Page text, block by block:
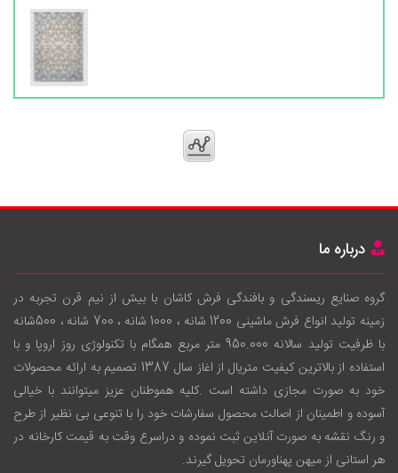
درباره ما
گروه صنایع ریسندگی و بافندگی فرش کاشان با بيش از نيم قرن تجربه در
زمينه توليد انواع فرش ماشینی 1200 شانه ، 1000 شانه ، 700 شانه ، 500شانه
با ظرفيت توليد سالانه 950.000 متر مربع همگام با تکنولوژی روز اروپا و با
استفاده از بالاترين کيفيت متريال از اغاز سال 1387 تصميم به ارائه محصولات
خود به صورت مجازی داشته است .کليه هموطنان عزيز ميتوانند با خيالی
آسوده و اطمينان از اصالت محصول سفارشات خود را با تنوعی بی نظير از طرح
و رنگ نقشه به صورت آنلاين ثبت نموده و دراسرع وقت به قيمت کارخانه در
هر استانی از ميهن پهناورمان تحويل گيرند.